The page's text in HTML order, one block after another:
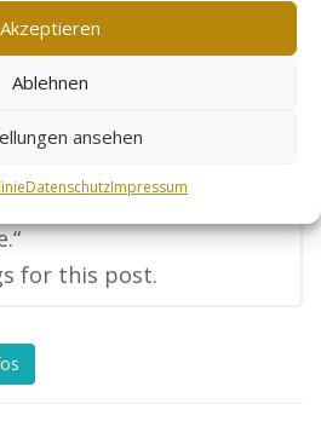
Akzeptieren
Ablehnen
ansehen
DatenschutzImpressum
nach einem Architekten
Stadt und darüber
sucht. Ich bekomme jetzt
mehr Anfragen und
Geschäft läuft besser
for this post.